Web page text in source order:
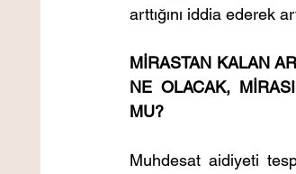
arttığını iddia ederek
MİRASTAN KALAN
NE OLACAK,
MU?
Muhdesat aidiyeti